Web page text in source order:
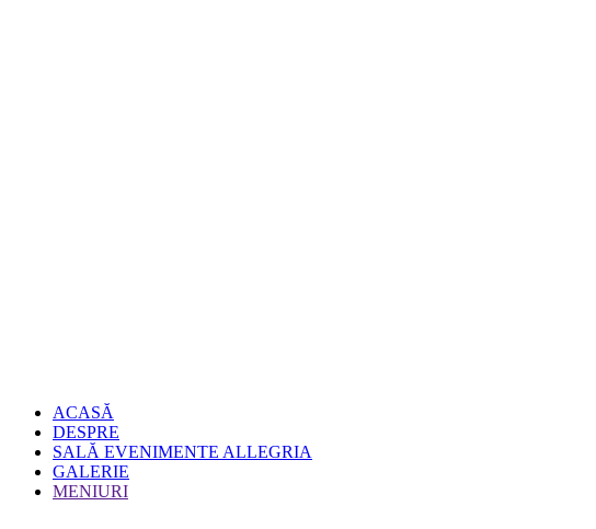
ACASĂ
DESPRE
SALĂ EVENIMENTE ALLEGRIA
GALERIE
MENIURI